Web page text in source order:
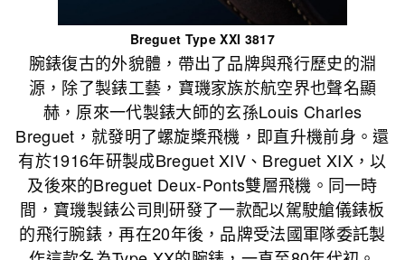
Breguet Type XXI 3817
腕錶復古的外貌體，帶出了品牌與飛行歷史的淵
源，除了製錶工藝，寶璣家族於航空界也聲名顯
赫，原來一代製錶大師的玄孫Louis Charles
Breguet，就發明了螺旋槳飛機，即直升機前身。還
有於1916年研製成Breguet XIV、Breguet XIX，以
及後來的Breguet Deux-Ponts雙層飛機。同一時
間，寶璣製錶公司則研發了一款配以駕駛艙儀錶板
的飛行腕錶，再在20年後，品牌受法國軍隊委託製